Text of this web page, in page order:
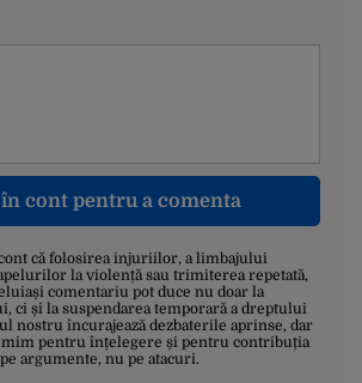
cont pentru a comenta
că folosirea injuriilor, a limbajului
la violență sau trimiterea repetată,
comentariu pot duce nu doar la
ci și la suspendarea temporară a dreptului
nostru încurajează dezbaterile aprinse, dar
pentru înțelegere și pentru contribuția
argumente, nu pe atacuri.